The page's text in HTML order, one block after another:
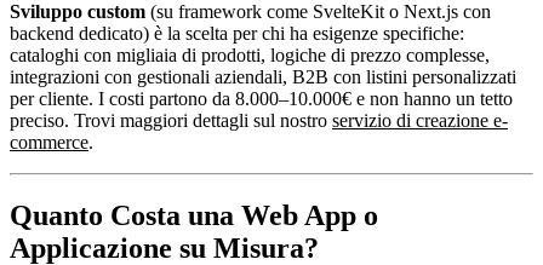
Sviluppo custom (su framework come SvelteKit o Next.js con
backend dedicato) è la scelta per chi ha esigenze specifiche:
cataloghi con migliaia di prodotti, logiche di prezzo complesse,
integrazioni con gestionali aziendali, B2B con listini personalizzati
per cliente. I costi partono da 8.000–10.000€ e non hanno un tetto
preciso. Trovi maggiori dettagli sul nostro servizio di creazione e-
commerce.
Quanto Costa una Web App o
Applicazione su Misura?